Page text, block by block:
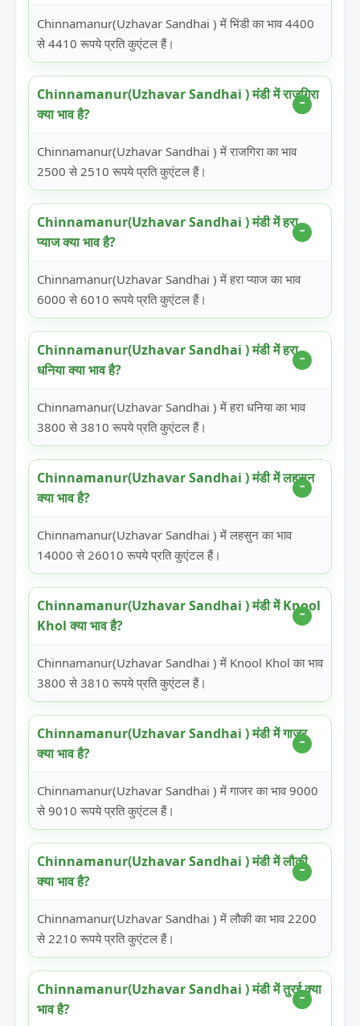
Chinnamanur(Uzhavar Sandhai ) में भिंडी का भाव 4400
से 4410 रूपये प्रति कुएंटल हैं।
Chinnamanur(Uzhavar Sandhai ) मंडी में राजगिरा
क्या भाव है?
Chinnamanur(Uzhavar Sandhai ) में राजगिरा का भाव
2500 से 2510 रूपये प्रति कुएंटल हैं।
Chinnamanur(Uzhavar Sandhai ) मंडी में हरा
प्याज क्या भाव है?
Chinnamanur(Uzhavar Sandhai ) में हरा प्याज का भाव
6000 से 6010 रूपये प्रति कुएंटल हैं।
Chinnamanur(Uzhavar Sandhai ) मंडी में हरा
धनिया क्या भाव है?
Chinnamanur(Uzhavar Sandhai ) में हरा धनिया का भाव
3800 से 3810 रूपये प्रति कुएंटल हैं।
Chinnamanur(Uzhavar Sandhai ) मंडी में लहसुन
क्या भाव है?
Chinnamanur(Uzhavar Sandhai ) में लहसुन का भाव
14000 से 26010 रूपये प्रति कुएंटल हैं।
Chinnamanur(Uzhavar Sandhai ) मंडी में Knool
Khol क्या भाव है?
Chinnamanur(Uzhavar Sandhai ) में Knool Khol का भाव
3800 से 3810 रूपये प्रति कुएंटल हैं।
Chinnamanur(Uzhavar Sandhai ) मंडी में गाजर
क्या भाव है?
Chinnamanur(Uzhavar Sandhai ) में गाजर का भाव 9000
से 9010 रूपये प्रति कुएंटल हैं।
Chinnamanur(Uzhavar Sandhai ) मंडी में लौकी
क्या भाव है?
Chinnamanur(Uzhavar Sandhai ) में लौकी का भाव 2200
से 2210 रूपये प्रति कुएंटल हैं।
Chinnamanur(Uzhavar Sandhai ) मंडी में तुरई क्या
भाव है?